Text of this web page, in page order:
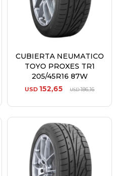
CUBIERTA NEUMATICO
TOYO PROXES TR1
205/45R16 87W
USD 152,65 USD186,16